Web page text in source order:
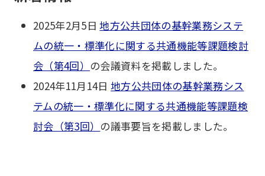
2025年2月5日地方公共団体の基幹業務システ
ムの統一・標準化に関する共通機能等課題検討
会（第4回） の会議資料を掲載しました。
2024年11月14日地方公共団体の基幹業務シス
テムの統一・標準化に関する共通機能等課題検
討会（第3回） の議事要旨を掲載しました。